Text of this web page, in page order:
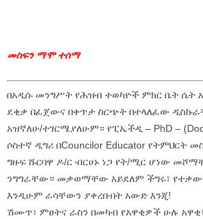
መስፍን ማሞ ተሰማ
በአዲሱ መንግሥት የሕዝብ ተወካዮች ምክር ቤት ሴት
ደቂቃ በፈጀውና በቀጥታ ስርጭት በተላለፈው
አዝኛለሁ/ተገርሜያለሁም። የፒኤችዲ – PhD –
ሶስተኛ ዲግሪ በCouncilor Educator የትምህርት
ግዙፍ ሹርባዋ ዶ/ር ብርሀኑ ነጋ የት/ሚር ሆነው
ንግግራቸው። መቃወማቸው አይደለም ችግሩ፣
እንዲሁም ራሳቸውን ያቀረቡበት አውድ እንጂ!
ሽሙጥ፣ ምፀትና ራስን በመካብ የአዋቂዎች ሁሉ